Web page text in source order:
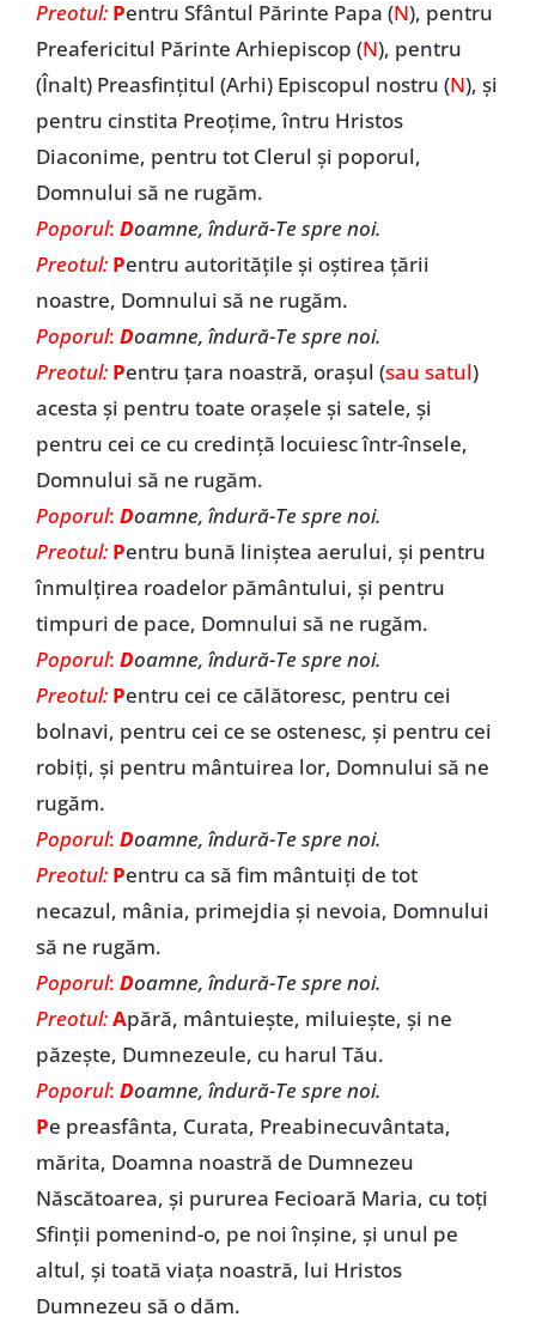
Preotul: Pentru Sfântul Părinte Papa (N), pentru
Preafericitul Părinte Arhiepiscop (N), pentru
(Înalt) Preasfințitul (Arhi) Episcopul nostru (N), și
pentru cinstita Preoțime, întru Hristos
Diaconime, pentru tot Clerul și poporul,
Domnului să ne rugăm.
Poporul: Doamne, îndură-Te spre noi.
Preotul: Pentru autoritățile și oștirea țării
noastre, Domnului să ne rugăm.
Poporul: Doamne, îndură-Te spre noi.
Preotul: Pentru țara noastră, orașul (sau satul)
acesta și pentru toate orașele și satele, și
pentru cei ce cu credință locuiesc într-însele,
Domnului să ne rugăm.
Poporul: Doamne, îndură-Te spre noi.
Preotul: Pentru bună liniștea aerului, și pentru
înmulțirea roadelor pământului, și pentru
timpuri de pace, Domnului să ne rugăm.
Poporul: Doamne, îndură-Te spre noi.
Preotul: Pentru cei ce călătoresc, pentru cei
bolnavi, pentru cei ce se ostenesc, și pentru cei
robiți, și pentru mântuirea lor, Domnului să ne
rugăm.
Poporul: Doamne, îndură-Te spre noi.
Preotul: Pentru ca să fim mântuiți de tot
necazul, mânia, primejdia și nevoia, Domnului
să ne rugăm.
Poporul: Doamne, îndură-Te spre noi.
Preotul:Apără, mântuiește, miluiește, și ne
păzește, Dumnezeule, cu harul Tău.
Poporul: Doamne, îndură-Te spre noi.
Pe preasfânta, Curata, Preabinecuvântata,
mărita, Doamna noastră de Dumnezeu
Născătoarea, și pururea Fecioară Maria, cu toți
Sfinții pomenind-o, pe noi înșine, și unul pe
altul, și toată viața noastră, lui Hristos
Dumnezeu să o dăm.